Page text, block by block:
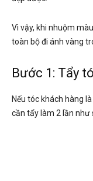
Vì vậy, khi nhuộm
toàn bộ đi ánh vàng
Bước 1: Tẩy
Nếu tóc khách hàng
cần tẩy làm 2 lần như